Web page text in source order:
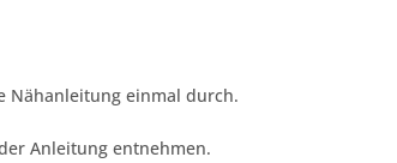
Nähanleitung einmal durch.
Anleitung entnehmen.